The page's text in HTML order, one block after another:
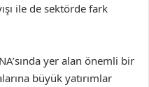
ile de sektörde fark
yer alan önemli bir
büyük yatırımlar